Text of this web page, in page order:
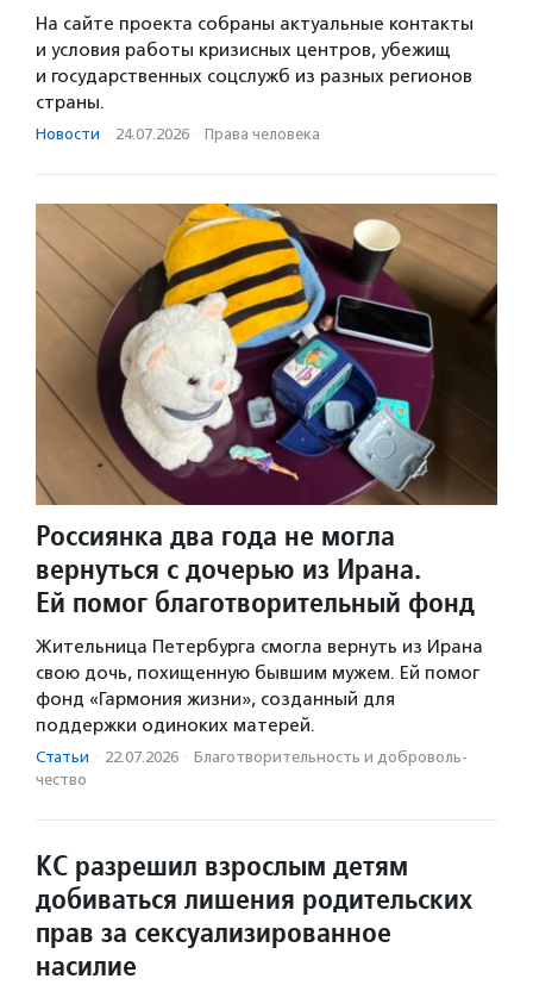
На сайте проекта собраны актуальные контакты
и условия работы кризисных центров, убежищ
и государственных соцслужб из разных регионов
страны.
Новости · 24.07.2026 · Права человека
Россиянка два года не могла
вернуться с дочерью из Ирана.
Ей помог благотворительный фонд
Жительница Петербурга смогла вернуть из Ирана
свою дочь, похищенную бывшим мужем. Ей помог
фонд «Гармония жизни», созданный для
поддержки одиноких матерей.
Статьи · 22.07.2026 · Благотвори­тель­ность и доброволь­
чест­во
КС разрешил взрослым детям
добиваться лишения родительских
прав за сексуализированное
насилие